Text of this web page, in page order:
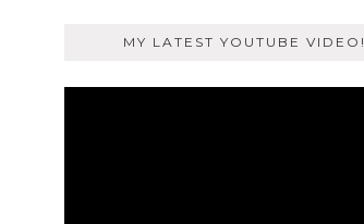
MY LATEST YOUTUBE VIDEO!